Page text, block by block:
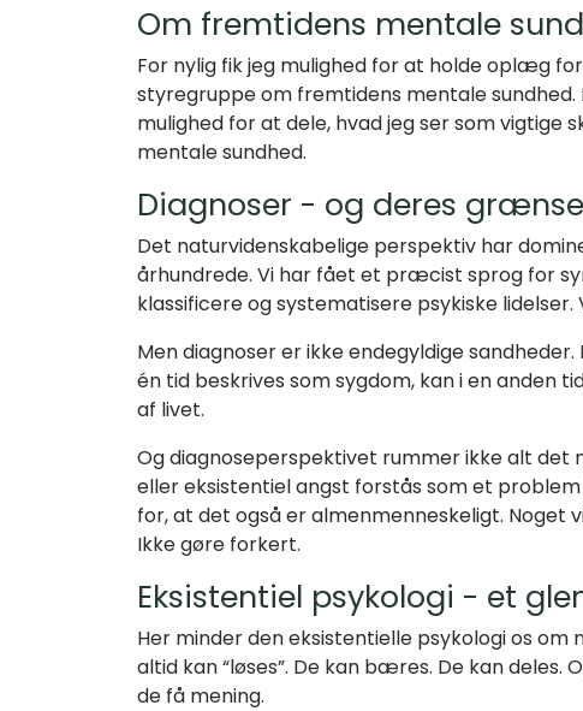
Om fremtidens mentale
For nylig fik jeg mulighed for at holde oplæg
styregruppe om fremtidens mentale
mulighed for at dele, hvad jeg ser som vigtige
mentale sundhed.
Diagnoser - og deres
Det naturvidenskabelige perspektiv har
århundrede. Vi har fået et præcist sprog for
klassificere og systematisere psykiske
Men diagnoser er ikke endegyldige
én tid beskrives som sygdom, kan i en anden
af livet.
Og diagnoseperspektivet rummer ikke alt det
eller eksistentiel angst forstås som et
for, at det også er almenmenneskeligt. Noget
Ikke gøre forkert.
Eksistentiel psykologi - et
Her minder den eksistentielle psykologi os om
altid kan “løses”. De kan bæres. De kan deles.
de få mening.